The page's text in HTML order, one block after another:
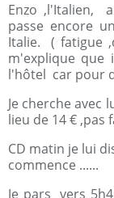
Enzo ,l'Italien,
passe encore
Italie. ( fatigue
m'explique
l'hôtel car pour
Je cherche
lieu de 14 € ,pas
CD matin je lui
commence ......
Je pars vers